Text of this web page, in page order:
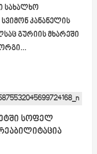
სახალხო
კანანელის
გურიის მხარეში
სოფელ